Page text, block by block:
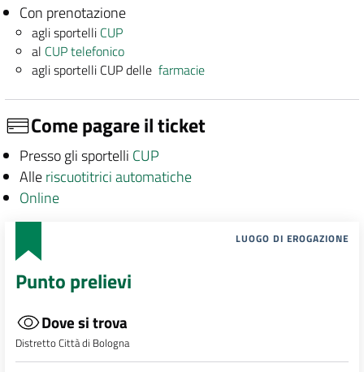
Con prenotazione
agli sportelli CUP
al CUP telefonico
agli sportelli CUP dellefarmacie
Come pagare il ticket
Presso gli sportelli CUP
Alleriscuotitrici automatiche
Online
LUOGO DI EROGAZIONE
Punto prelievi
Dove si trova
Distretto Città di Bologna